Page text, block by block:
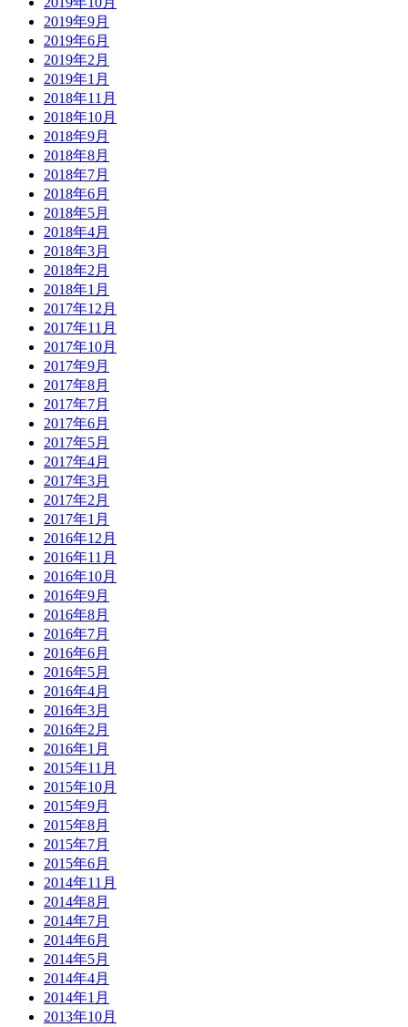
2019年9月
2019年6月
2019年2月
2019年1月
2018年11月
2018年10月
2018年9月
2018年8月
2018年7月
2018年6月
2018年5月
2018年4月
2018年3月
2018年2月
2018年1月
2017年12月
2017年11月
2017年10月
2017年9月
2017年8月
2017年7月
2017年6月
2017年5月
2017年4月
2017年3月
2017年2月
2017年1月
2016年12月
2016年11月
2016年10月
2016年9月
2016年8月
2016年7月
2016年6月
2016年5月
2016年4月
2016年3月
2016年2月
2016年1月
2015年11月
2015年10月
2015年9月
2015年8月
2015年7月
2015年6月
2014年11月
2014年8月
2014年7月
2014年6月
2014年5月
2014年4月
2014年1月
2013年10月